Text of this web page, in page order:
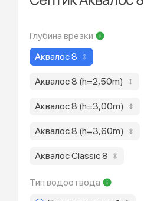
Глубина врезки
Аквалос 8
Аквалос 8 (h=2,50m)
Аквалос 8 (h=3,00m)
Аквалос 8 (h=3,60m)
Аквалос Classic 8
Тип водоотвода